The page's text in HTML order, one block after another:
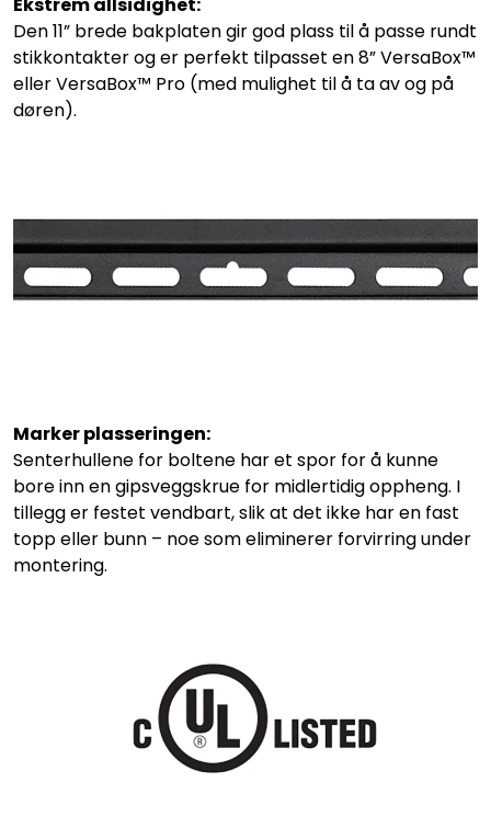
Ekstrem allsidighet:
Den 11” brede bakplaten gir god plass til å passe rundt
stikkontakter og er perfekt tilpasset en 8” VersaBox™
eller VersaBox™ Pro (med mulighet til å ta av og på
døren).
Marker plasseringen:
Senterhullene for boltene har et spor for å kunne
bore inn en gipsveggskrue for midlertidig oppheng. I
tillegg er festet vendbart, slik at det ikke har en fast
topp eller bunn – noe som eliminerer forvirring under
montering.